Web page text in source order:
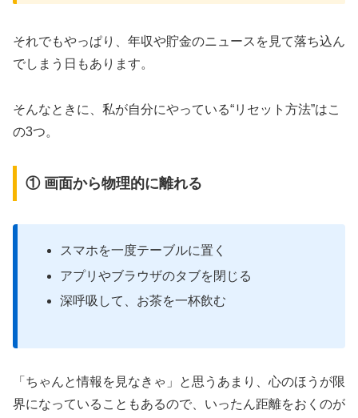
それでもやっぱり、年収や貯金のニュースを見て落ち込ん
でしまう日もあります。
そんなときに、私が自分にやっている“リセット方法”はこ
の3つ。
① 画面から物理的に離れる
スマホを一度テーブルに置く
アプリやブラウザのタブを閉じる
深呼吸して、お茶を一杯飲む
「ちゃんと情報を見なきゃ」と思うあまり、心のほうが限
界になっていることもあるので、いったん距離をおくのが